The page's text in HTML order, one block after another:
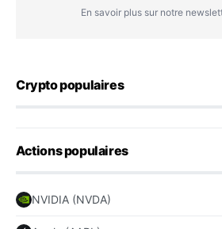
En savoir plus sur notre
Crypto populaires
Actions populaires
NVIDIA (NVDA)